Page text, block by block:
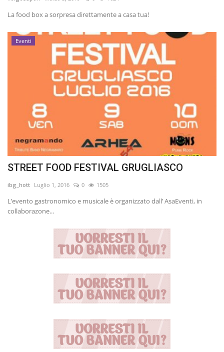
Volgo Academy
Tecnologia
Recensioni
Contatti
Galleria
Shop
La food box a sorpresa direttamente a casa tua!
Eventi
STREET FOOD FESTIVAL GRUGLIASCO
ibg_hott Luglio 1, 2016 0 1505
L’evento gastronomico e musicale è organizzato dall’ AsaEventi, in
collaborazone...